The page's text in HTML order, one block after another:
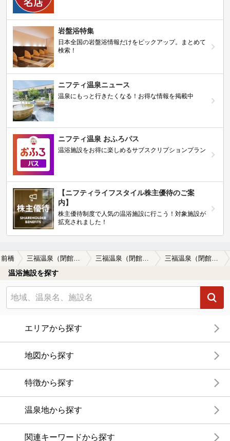
岩盤浴特集
日本全国の岩盤浴情報だけをピックアップ。まとめて
検索！
ニフティ温泉ニュース
温泉にもっと行きたくなる！お得な情報を掲載中
ニフティ温泉 おふろパス
温浴施設をお得に楽しめるサブスクリプションプラン
【ニフティライフスタイル株主優待のご案
内】
株主優待制度で人気の温浴施設に行こう！対象施設が
拡充されました！
前橋 三福温泉（閉館しました）の口コミ 神の水を求めて
温浴施設を探す
エリアから探す
地図から探す
特徴から探す
温泉地から探す
関連キーワードから探す